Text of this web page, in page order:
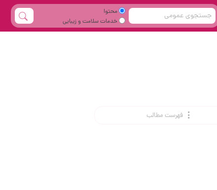
محتوا
خدمات سلامت و زیبایی
فهرست مطالب